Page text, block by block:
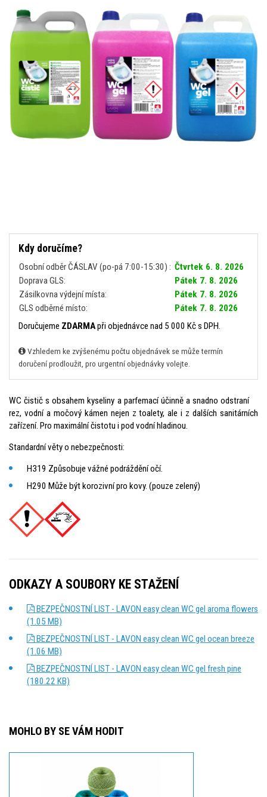
Kdy doručíme?
Osobní odběr ČÁSLAV (po-pá 7:00-15:30) : Čtvrtek 6. 8. 2026
Doprava GLS:
Pátek 7. 8. 2026
Zásilkovna výdejní místa:
Pátek 7. 8. 2026
GLS odběrné místo:
Pátek 7. 8. 2026
Doručujeme ZDARMApři objednávce nad 5 000 Kč s DPH.
Vzhledem ke zvýšenému počtu objednávek se může termín
doručení prodloužit, pro urgentní objednávky volejte.
WC čistič s obsahem kyseliny a parfemací účinně a snadno odstraní
rez, vodní a močový kámen nejen z toalety, ale i z dalších sanitárních
zařízení. Pro maximální čistotu i pod vodní hladinou.
Standardní věty o nebezpečnosti:
H319 Způsobuje vážné podráždění očí.
H290 Může být korozivní pro kovy. (pouze zelený)
ODKAZY A SOUBORY KE STAŽENÍ
BEZPEČNOSTNÍ LIST - LAVON easy clean WC gel aroma flowers
(1.05 MB)
BEZPEČNOSTNÍ LIST - LAVON easy clean WC gel ocean breeze
(1.06 MB)
BEZPEČNOSTNÍ LIST - LAVON easy clean WC gel fresh pine
(180.22 KB)
MOHLO BY SE VÁM HODIT